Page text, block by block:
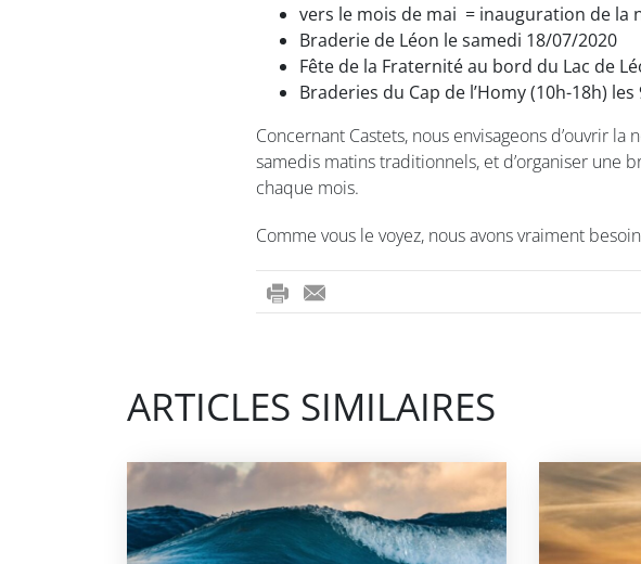
vers le mois de mai = inauguration de la
Braderie de Léon le samedi 18/07/2020
Fête de la Fraternité au bord du Lac de
Braderies du Cap de l’Homy (10h-18h)
Concernant Castets, nous envisageons d’ouvrir
samedis matins traditionnels, et d’organiser
chaque mois.
Comme vous le voyez, nous avons vraiment
ri
-
ARTICLES SIMILAIRES